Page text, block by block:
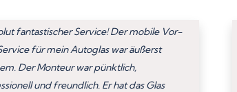
fantastischer Service! Der mobile Vor-
für mein Autoglas war äußerst
Der Monteur war pünktlich,
und freundlich. Er hat das Glas